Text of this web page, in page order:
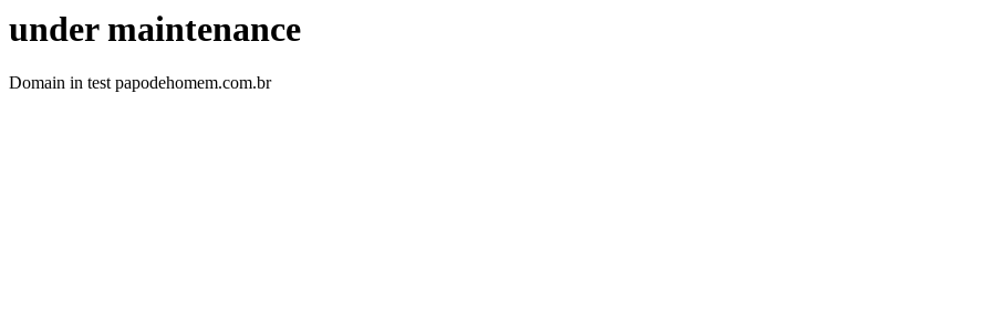
under maintenance
Domain in test papodehomem.com.br